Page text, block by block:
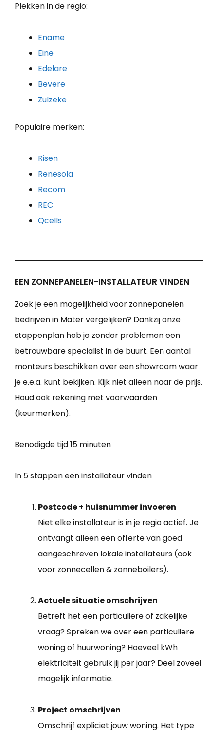
Plekken in de regio:
Ename
Eine
Edelare
Bevere
Zulzeke
Populaire merken:
Risen
Renesola
Recom
REC
Qcells
EEN ZONNEPANELEN-INSTALLATEUR VINDEN
Zoek je een mogelijkheid voor zonnepanelen
bedrijven in Mater vergelijken? Dankzij onze
stappenplan heb je zonder problemen een
betrouwbare specialist in de buurt. Een aantal
monteurs beschikken over een showroom waar
je e.e.a. kunt bekijken. Kijk niet alleen naar de prijs.
Houd ook rekening met voorwaarden
(keurmerken).
Benodigde tijd15 minuten
In 5 stappen een installateur vinden
Postcode + huisnummer invoeren
Niet elke installateur is in je regio actief. Je
ontvangt alleen een offerte van goed
aangeschreven lokale installateurs (ook
voor zonnecellen & zonneboilers).
Actuele situatie omschrijven
Betreft het een particuliere of zakelijke
vraag? Spreken we over een particuliere
woning of huurwoning? Hoeveel kWh
elektriciteit gebruik jij per jaar? Deel zoveel
mogelijk informatie.
Project omschrijven
Omschrijf expliciet jouw woning. Het type